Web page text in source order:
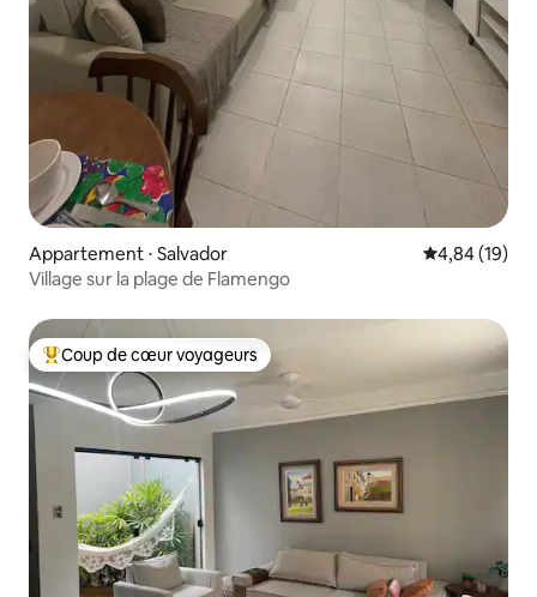
Appartement ⋅ Salvador Évaluation
4,84 (19)
Village sur la plage de Flamengo
Coups de cœur voyageurs les plus appréciés
Coup de cœur voyageurs